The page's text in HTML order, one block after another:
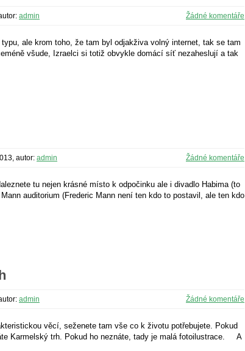
admin Žádné komentáře
ale krom toho, že tam byl odjakživa volný internet, tak se tam
všude, Izraelci si totiž obvykle domácí síť nezaheslují a tak
autor: admin Žádné komentáře
tu nejen krásné místo k odpočinku ale i divadlo Habima (to
auditorium (Frederic Mann není ten kdo to postavil, ale ten kdo
admin Žádné komentáře
věcí, seženete tam vše co k životu potřebujete. Pokud
Karmelský trh. Pokud ho neznáte, tady je malá fotoilustrace. A